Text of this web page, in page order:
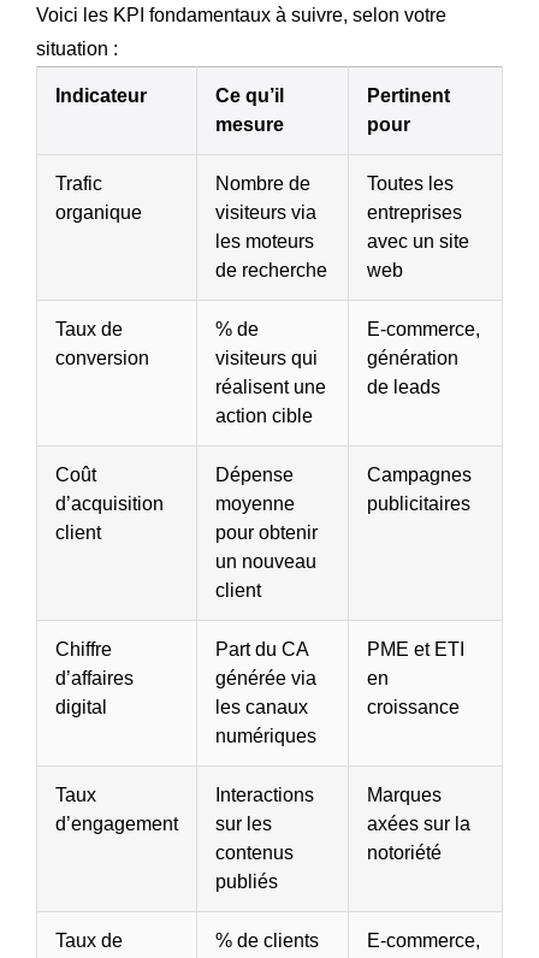
Voici les KPI fondamentaux à suivre, selon votre
situation :
Indicateur
Ce qu’il
mesure
Pertinent
pour
Trafic
organique
Nombre de
visiteurs via
les moteurs
de recherche
Toutes les
entreprises
avec un site
web
Taux de
conversion
% de
visiteurs qui
réalisent une
action cible
E-commerce,
génération
de leads
Coût
d’acquisition
client
Dépense
moyenne
pour obtenir
un nouveau
client
Campagnes
publicitaires
Chiffre
d’affaires
digital
Part du CA
générée via
les canaux
numériques
PME et ETI
en
croissance
Taux
d’engagement
Interactions
sur les
contenus
publiés
Marques
axées sur la
notoriété
Taux de
% de clients
E-commerce,